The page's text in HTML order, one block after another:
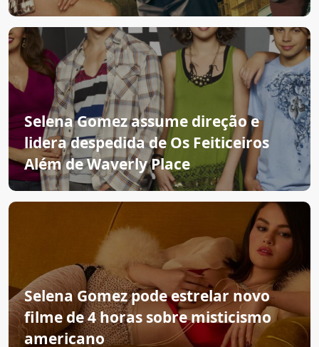
Selena Gomez assume direção e
lidera despedida de Os Feiticeiros
Além de Waverly Place
Selena Gomez pode estrelar novo
filme de 4 horas sobre misticismo
americano